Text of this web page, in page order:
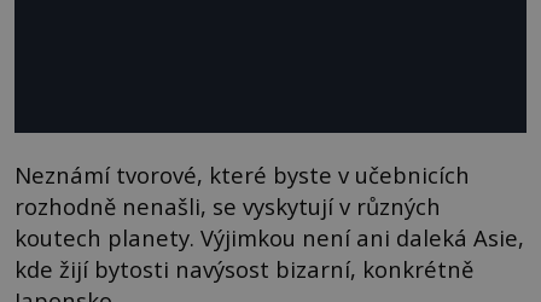
Neznámí tvorové, které byste v učebnicích
rozhodně nenašli, se vyskytují v různých
koutech planety. Výjimkou není ani daleká Asie,
kde žijí bytosti navýsost bizarní, konkrétně